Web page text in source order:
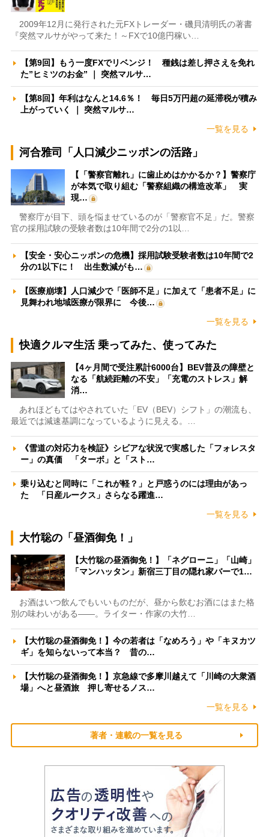
2009年12月に発行された元FXトレーダー・磯貝清明氏の著書
『突然マルサがやって来た！～FXで10億円稼い…
【第9回】もう一度FXでリベンジ！ 種銭は差し押さえを免れ
た”ヒミツのお金” ｜ 突然マルサ…
【第8回】年利はなんと14.6％！ 毎日5万円超の延滞税が積み
上がっていく ｜ 突然マルサ…
一覧を見る
河合雅司「人口減少ニッポンの活路」
【「警察官離れ」に歯止めはかかるか？】警察庁
が本気で取り組む「警察組織の構造改革」 実
現…
警察庁が目下、頭を悩ませているのが「警察官不足」だ。警察
官の採用試験の受験者数は10年間で2分の1以…
【安全・安心ニッポンの危機】採用試験受験者数は10年間で2
分の1以下に！ 出生数減がも…
【医療崩壊】人口減少で「医師不足」に加えて「患者不足」に
見舞われ地域医療が限界に 今後…
一覧を見る
快適クルマ生活 乗ってみた、使ってみた
【4ヶ月間で受注累計6000台】BEV普及の障壁と
なる「航続距離の不安」「充電のストレス」解
消…
あれほどもてはやされていた「EV（BEV）シフト」の潮流も、
最近では減速基調になっているように見える。…
《雪道の対応力を検証》シビアな状況で実感した「フォレスタ
ー」の真価 「ターボ」と「スト…
乗り込むと同時に「これが軽？」と戸惑うのには理由があっ
た 「日産ルークス」さらなる躍進…
一覧を見る
大竹聡の「昼酒御免！」
【大竹聡の昼酒御免！】「ネグローニ」「山崎」
「マンハッタン」新宿三丁目の隠れ家バーで1…
お酒はいつ飲んでもいいものだが、昼から飲むお酒にはまた格
別の味わいがある――。ライター・作家の大竹…
【大竹聡の昼酒御免！】今の若者は「なめろう」や「キヌカツ
ギ」を知らないって本当？ 昔の…
【大竹聡の昼酒御免！】京急線で多摩川越えて「川崎の大衆酒
場」へと昼酒旅 押し寄せるノス…
一覧を見る
著者・連載の一覧を見る